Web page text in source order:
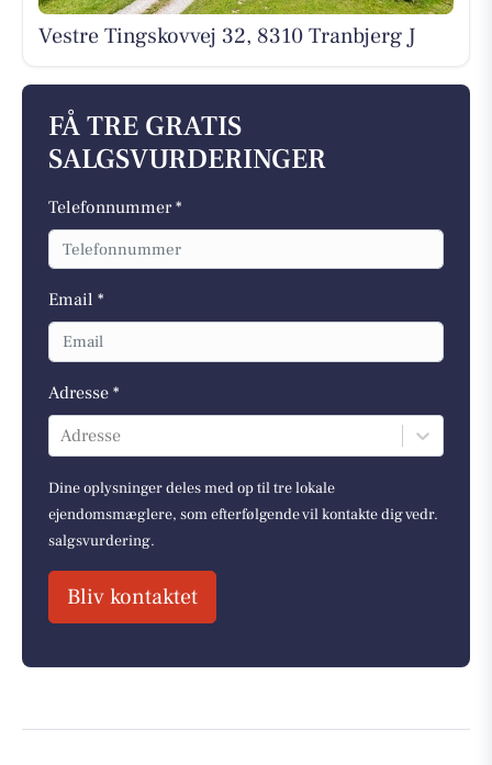
Vestre Tingskovvej 32, 8310 Tranbjerg J
FÅ TRE GRATIS
SALGSVURDERINGER
Telefonnummer *
Email *
Adresse *
Adresse
Dine oplysninger deles med op til tre lokale
ejendomsmæglere, som efterfølgende vil kontakte dig vedr.
salgsvurdering.
Bliv kontaktet